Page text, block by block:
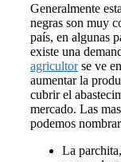
Generalmente
negras son muy
país, en algunas
existe una
agricultorse ve
aumentar la
cubrir el
mercado. Las
podemos
La